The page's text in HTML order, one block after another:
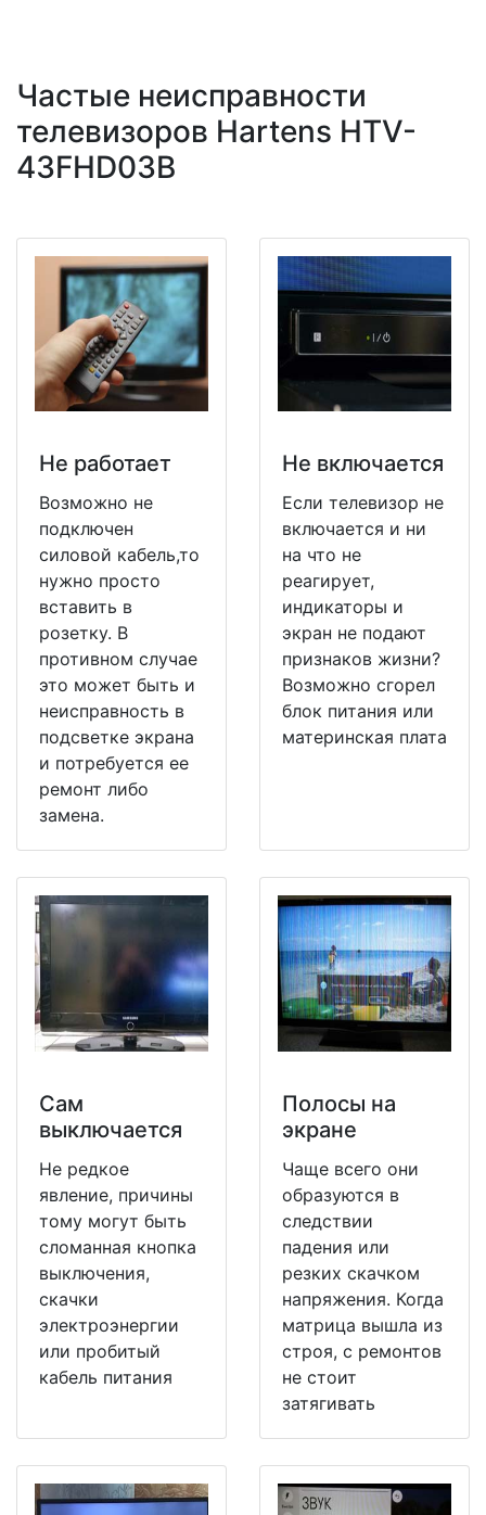
Частые неисправности
телевизоров Hartens HTV-
43FHD03B
Не работает
Возможно не
подключен
силовой кабель,то
нужно просто
вставить в
розетку. В
противном случае
это может быть и
неисправность в
подсветке экрана
и потребуется ее
ремонт либо
замена.
Не включается
Если телевизор не
включается и ни
на что не
реагирует,
индикаторы и
экран не подают
признаков жизни?
Возможно сгорел
блок питания или
материнская плата
Сам
выключается
Не редкое
явление, причины
тому могут быть
сломанная кнопка
выключения,
скачки
электроэнергии
или пробитый
кабель питания
Полосы на
экране
Чаще всего они
образуются в
следствии
падения или
резких скачком
напряжения. Когда
матрица вышла из
строя, с ремонтов
не стоит
затягивать